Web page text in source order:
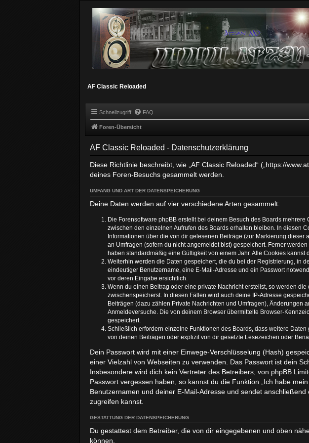
AF Classic Reloaded
Schnellzugriff FAQ
Foren-Übersicht
AF Classic Reloaded - Datenschutzerklärung
Diese Richtlinie beschreibt, wie „AF Classic Reloaded“ („https://
deines Foren-Besuchs gesammelt werden.
UMFANG UND ART DER DATENSPEICHERUNG
Deine Daten werden auf vier verschiedene Arten gesammelt:
Die Forensoftware phpBB erstellt bei deinem Besuch des Boards
zwischen den einzelnen Aufrufen des Boards erhalten bleiben. In diesen
Informationen über die von dir gelesenen Beiträge (zur Markierung
an Umfragen (sofern du nicht angemeldet bist) gespeichert. Ferner
haben standardmäßig eine Gültigkeit von einem Jahr. Alle Cookies
Weiterhin werden die Daten gespeichert, die du bei der Registrierung, in
eindeutiger Benutzername, eine E-Mail-Adresse und ein Passwort
vor deren Eingabe ersichtlich.
Wenn du einen Beitrag oder eine private Nachricht erstellst, so werden
zwischenspeicherst. In diesen Fällen wird auch deine IP-Adresse
Beiträgen (dazu zählen Private Nachrichten und Umfragen), Änderungen
Anmeldeversuche. Die von deinem Browser übermittelte Browser-
gespeichert.
Schließlich erfordern einzelne Funktionen des Boards, dass weitere
von deinen Beiträgen oder explizit von dir gesetzte Lesezeichen oder
Dein Passwort wird mit einer Einwege-Verschlüsselung (Hash)
einer Vielzahl von Webseiten zu verwenden. Das Passwort ist dein
Insbesondere wird dich kein Vertreter des Betreibers, von phpBB
Passwort vergessen haben, so kannst du die Funktion „Ich habe
Benutzernamen und deiner E-Mail-Adresse und sendet
zugreifen kannst.
GESTATTUNG DER DATENSPEICHERUNG
Du gestattest dem Betreiber, die von dir eingegebenen und oben
können.